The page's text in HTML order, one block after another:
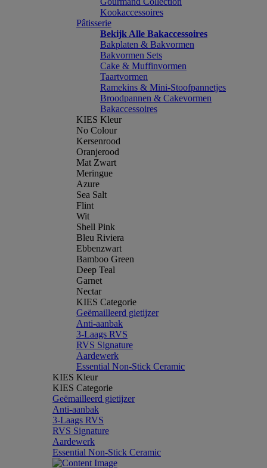
Kookaccessoires
Pâtisserie
Bekijk Alle Bakaccessoires
Bakplaten & Bakvormen
Bakvormen Sets
Cake & Muffinvormen
Taartvormen
Ramekins & Mini-Stoofpannetjes
Broodpannen & Cakevormen
Bakaccessoires
KIES Kleur
No Colour
Kersenrood
Oranjerood
Mat Zwart
Meringue
Azure
Sea Salt
Flint
Wit
Shell Pink
Bleu Riviera
Ebbenzwart
Bamboo Green
Deep Teal
Garnet
Nectar
KIES Categorie
Geëmailleerd gietijzer
Anti-aanbak
3-Laags RVS
RVS Signature
Aardewerk
Essential Non-Stick Ceramic
KIES Kleur
KIES Categorie
Geëmailleerd gietijzer
Anti-aanbak
3-Laags RVS
RVS Signature
Aardewerk
Essential Non-Stick Ceramic